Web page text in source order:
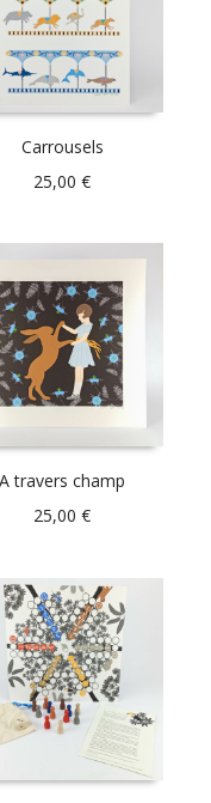
Carrousels
25,00€
A travers champ
25,00€